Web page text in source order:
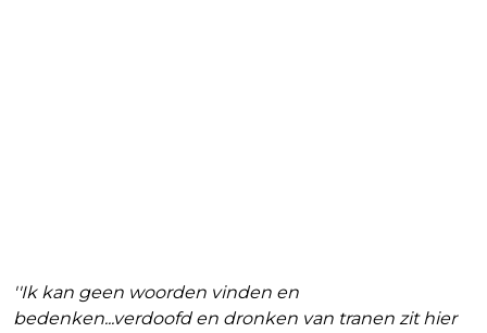
''Ik kan geen woorden vinden en
bedenken...verdoofd en dronken van tranen zit hier